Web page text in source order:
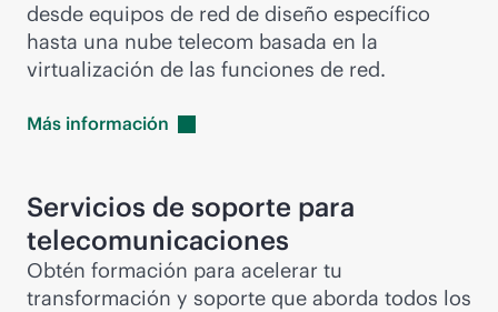
desde equipos de red de diseño específico
hasta una nube telecom basada en la
virtualización de las funciones de red.
Más información
Servicios de soporte para
telecomunicaciones
Obtén formación para acelerar tu
transformación y soporte que aborda todos los